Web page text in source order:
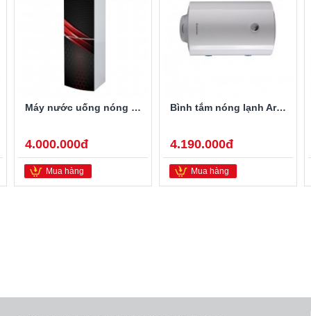
Máy nước uống nóng lạnh Alaska R-80
4.000.000đ
Mua hàng
Bình tắm nóng lạnh Ariston PRO-R40SH 2.5FE 40 Lít
4.190.000đ
Mua hàng